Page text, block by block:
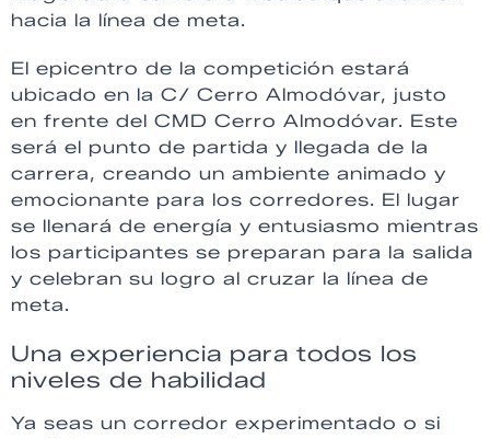
hacia la línea de meta.
El epicentro de la competición estará
ubicado en la C/ Cerro Almodóvar, justo
en frente del CMD Cerro Almodóvar. Este
será el punto de partida y llegada de la
carrera, creando un ambiente animado y
emocionante para los corredores. El lugar
se llenará de energía y entusiasmo mientras
los participantes se preparan para la salida
y celebran su logro al cruzar la línea de
meta.
Una experiencia para todos los
niveles de habilidad
Ya seas un corredor experimentado o si